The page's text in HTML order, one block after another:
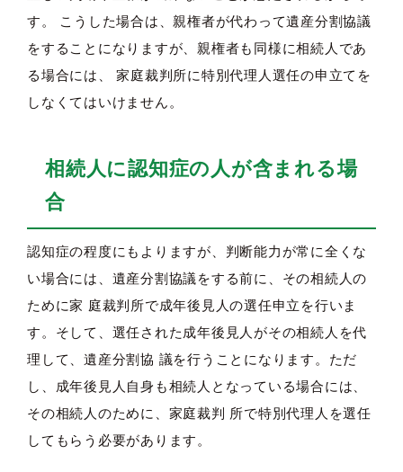
す。 こうした場合は、親権者が代わって遺産分割協議
をすることになりますが、親権者も同様に相続人であ
る場合には、 家庭裁判所に特別代理人選任の申立てを
しなくてはいけません。
相続人に認知症の人が含まれる場
合
認知症の程度にもよりますが、判断能力が常に全くな
い場合には、遺産分割協議をする前に、その相続人の
ために家 庭裁判所で成年後見人の選任申立を行いま
す。そして、選任された成年後見人がその相続人を代
理して、遺産分割協 議を行うことになります。ただ
し、成年後見人自身も相続人となっている場合には、
その相続人のために、家庭裁判 所で特別代理人を選任
してもらう必要があります。